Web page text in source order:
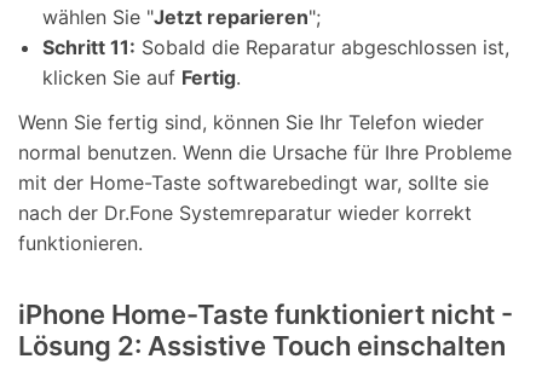
wählen Sie "Jetzt reparieren";
Schritt 11: Sobald die Reparatur abgeschlossen ist,
klicken Sie auf Fertig.
Wenn Sie fertig sind, können Sie Ihr Telefon wieder
normal benutzen. Wenn die Ursache für Ihre Probleme
mit der Home-Taste softwarebedingt war, sollte sie
nach der Dr.Fone Systemreparatur wieder korrekt
funktionieren.
iPhone Home-Taste funktioniert nicht -
Lösung 2: Assistive Touch einschalten